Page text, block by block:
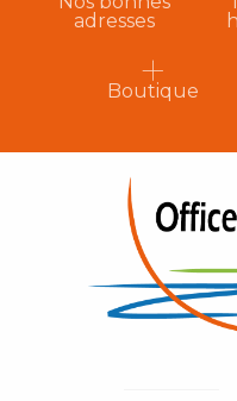
adresses
Boutique